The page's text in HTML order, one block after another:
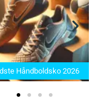
Håndboldsko 2026